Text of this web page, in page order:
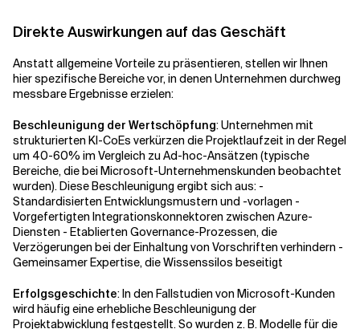
Direkte Auswirkungen auf das Geschäft
Anstatt allgemeine Vorteile zu präsentieren, stellen wir Ihnen
hier spezifische Bereiche vor, in denen Unternehmen durchweg
messbare Ergebnisse erzielen:
Beschleunigung der Wertschöpfung: Unternehmen mit
strukturierten KI-CoEs verkürzen die Projektlaufzeit in der Regel
um 40-60% im Vergleich zu Ad-hoc-Ansätzen (typische
Bereiche, die bei Microsoft-Unternehmenskunden beobachtet
wurden). Diese Beschleunigung ergibt sich aus: -
Standardisierten Entwicklungsmustern und -vorlagen -
Vorgefertigten Integrationskonnektoren zwischen Azure-
Diensten - Etablierten Governance-Prozessen, die
Verzögerungen bei der Einhaltung von Vorschriften verhindern -
Gemeinsamer Expertise, die Wissenssilos beseitigt
Erfolgsgeschichte: In den Fallstudien von Microsoft-Kunden
wird häufig eine erhebliche Beschleunigung der
Projektabwicklung festgestellt. So wurden z. B. Modelle für die